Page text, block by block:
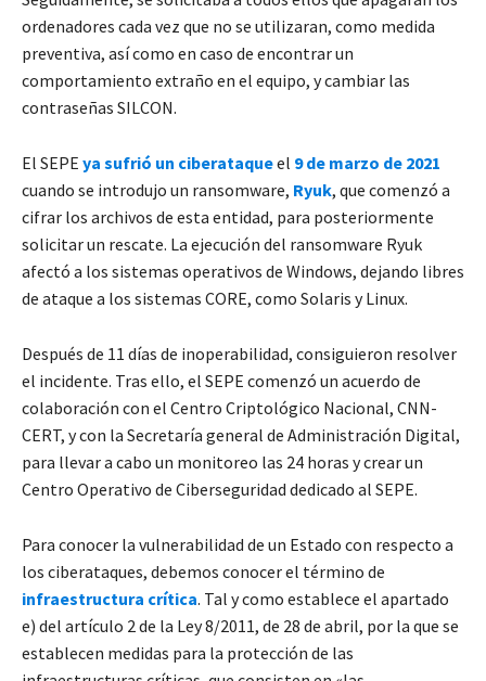
ordenadores cada vez que no se utilizaran, como medida
preventiva, así como en caso de encontrar un
comportamiento extraño en el equipo, y cambiar las
contraseñas SILCON.
El SEPE ya sufrió un ciberataqueel 9 de marzo de 2021
cuando se introdujo un ransomware, Ryuk, que comenzó a
cifrar los archivos de esta entidad, para posteriormente
solicitar un rescate. La ejecución del ransomware Ryuk
afectó a los sistemas operativos de Windows, dejando libres
de ataque a los sistemas CORE, como Solaris y Linux.
Después de 11 días de inoperabilidad, consiguieron resolver
el incidente. Tras ello, el SEPE comenzó un acuerdo de
colaboración con el Centro Criptológico Nacional, CNN-
CERT, y con la Secretaría general de Administración Digital,
para llevar a cabo un monitoreo las 24 horas y crear un
Centro Operativo de Ciberseguridad dedicado al SEPE.
Para conocer la vulnerabilidad de un Estado con respecto a
los ciberataques, debemos conocer el término de
infraestructura crítica. Tal y como establece el apartado
e) del artículo 2 de la Ley 8/2011, de 28 de abril, por la que se
establecen medidas para la protección de las